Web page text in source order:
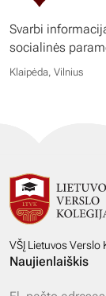
Svarbi
socialinės
Klaipėda, Vilnius
VŠĮ Lietuvos
Naujienlaiškis